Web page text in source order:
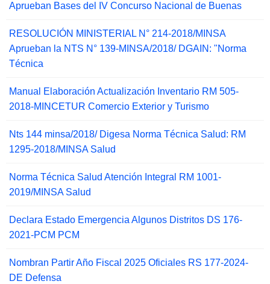
Aprueban Bases del IV Concurso Nacional de Buenas
RESOLUCIÓN MINISTERIAL N° 214-2018/MINSA
Aprueban la NTS N° 139-MINSA/2018/ DGAIN: "Norma
Técnica
Manual Elaboración Actualización Inventario RM 505-
2018-MINCETUR Comercio Exterior y Turismo
Nts 144 minsa/2018/ Digesa Norma Técnica Salud: RM
1295-2018/MINSA Salud
Norma Técnica Salud Atención Integral RM 1001-
2019/MINSA Salud
Declara Estado Emergencia Algunos Distritos DS 176-
2021-PCM PCM
Nombran Partir Año Fiscal 2025 Oficiales RS 177-2024-
DE Defensa